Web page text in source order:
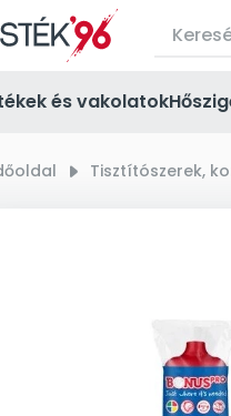
és vakolatok
right_small Tisztítószerek,